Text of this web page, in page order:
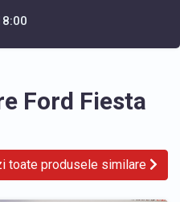
Ford Fiesta
toate produsele similare